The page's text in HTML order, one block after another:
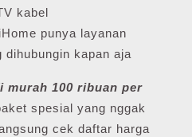
kabel
punya layanan
dihubungin kapan aja
murah 100 ribuan per
spesial yang nggak
cek daftar harga